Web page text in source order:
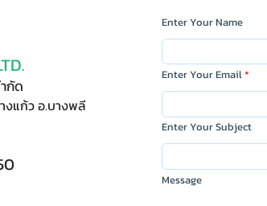
กัด
งแก้ว อ.บางพลี
Enter Your Name
Enter Your Email
Enter Your Subject
Message